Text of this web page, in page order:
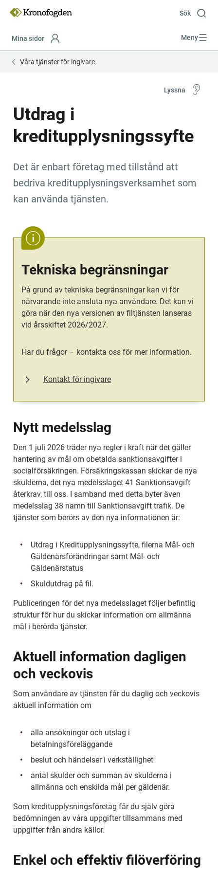
innehåll
Sök
Mina sidor Meny
Våra tjänster för ingivare
Lyssna
Utdrag i
kreditupplysningssyfte
Det är enbart företag med tillstånd att
bedriva kreditupplysningsverksamhet som
kan använda tjänsten.
Tekniska begränsningar
På grund av tekniska begränsningar kan vi för
närvarande inte ansluta nya användare. Det kan vi
göra när den nya versionen av filtjänsten lanseras
vid årsskiftet 2026/2027.
Har du frågor – kontakta oss för mer information.
Kontakt för ingivare
Nytt medelsslag
Den 1 juli 2026 träder nya regler i kraft när det gäller
hantering av mål om obetalda sanktionsavgifter i
socialförsäkringen. Försäkringskassan skickar de nya
skulderna, det nya medelsslaget 41 Sanktionsavgift
återkrav, till oss. I samband med detta byter även
medelsslag 38 namn till Sanktionsavgift trafik. De
tjänster som berörs av den nya informationen är:
Utdrag i Kreditupplysningssyfte, filerna Mål- och
Gäldenärsförändringar samt Mål- och
Gäldenärstatus
Skuldutdrag på fil.
Publiceringen för det nya medelsslaget följer befintlig
struktur för hur du skickar information om allmänna
mål i berörda tjänster.
Aktuell information dagligen
och veckovis
Som användare av tjänsten får du daglig och veckovis
aktuell information om
alla ansökningar och utslag i
betalningsföreläggande
beslut och händelser i verkställighet
antal skulder och summan av skulderna i
allmänna och enskilda mål per gäldenär.
Som kreditupplysningsföretag får du själv göra
bedömningen av våra uppgifter tillsammans med
uppgifter från andra källor.
Enkel och effektiv filöverföring
start
end